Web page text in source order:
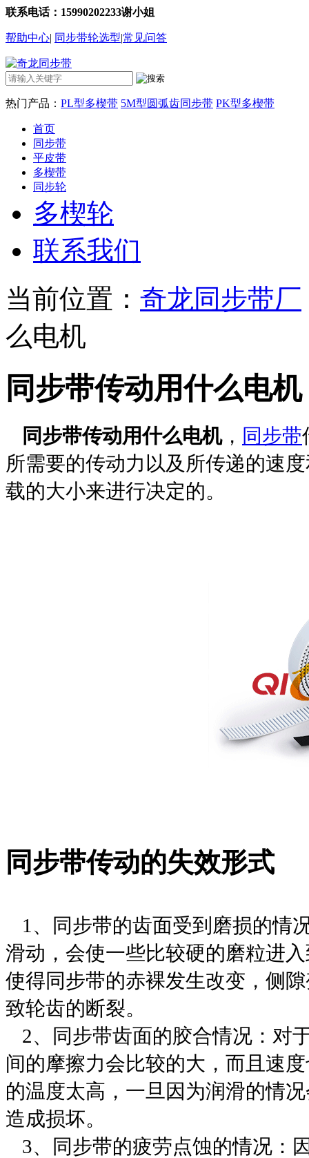
联系电话：15990202233谢小姐
帮助中心| 同步带轮选型|常见问答
热门产品： PL型多楔带 5M型圆弧齿同步带 PK型多楔带
首页
同步带
平皮带
多楔带
同步轮
多楔轮
联系我们
当前位置： 奇龙同步带厂
么电机
同步带传动用什么电机
同步带传动用什么电机， 同步带
所需要的传动力以及所传递的速
载的大小来进行决定的。
同步带传动的失效形式
1 、 同步带的齿面受到磨损的情
滑动，会使一些比较硬的磨粒进
使得同步带的赤裸发生改变，侧
致轮齿的断裂。
2、 同步带齿面的胶合情况：对
间的摩擦力会比较的大，而且速
的温度太高，一旦因为润滑的情
造成损坏。
3、 同步带的疲劳点蚀的情况：